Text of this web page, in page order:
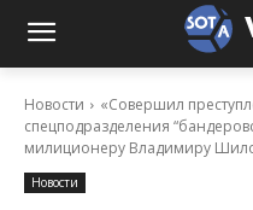
Новости
«Совершил
спецподразделения
милиционеру Владимиру
Новости